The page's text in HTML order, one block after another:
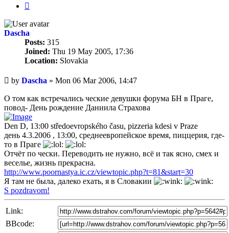
Dascha
Posts: 315
Joined: Thu 19 May 2005, 17:36
Location: Slovakia
Unread
post
by Dascha » Mon 06 Mar 2006, 14:47
О том как встречались ческие девушки форума БН в Праге,
повод- День рождение Даниила Страхова
Den D, 13:00 středoevropského času, pizzeria kdesi v Praze
день 4.3.2006 , 13:00, среднеевропейское время, пиццерия, где-
то в Праге
Отчёт по чески. Переводить не нужно, всё и так ясно, смех и
веселье, жизнь прекрасна.
http://www.poornastya.ic.cz/viewtopic.php?t=81&start=30
Я там не была, далеко ехать, я в Словакии
S pozdravom!
Link:
BBcode: